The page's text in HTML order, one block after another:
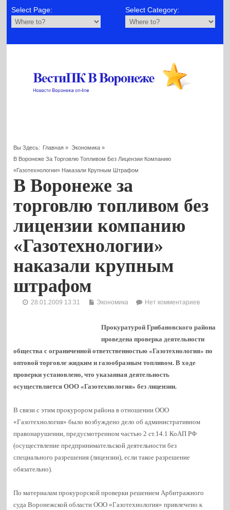
Select Page: Select Category:
Вы Здесь: Главная » Экономика»
В Воронеже За Торговлю Топливом Без Лицензии Компанию
«Газотехнологии» Наказали Крупным Штрафом
В Воронеже за
торговлю топливом без
лицензии компанию
«Газотехнологии»
наказали крупным
штрафом
28.01.2009 13:31 Экономика Нет комментариев
Прокуратурой Грибановского района
проведена проверка деятельности
общества с ограниченной ответственностью «Газотехнология» по
оптовой торговле жидким и газообразным топливом.В ходе
проверки установлено, что указанная деятельность
осуществляется ООО «Газотехнология» без лицензии.
В связи с этим прокурором района в отношении ООО
«Газотехнология» было возбуждено дело об административном
правонарушении, предусмотренном частью 2 ст.14.1 КоАП РФ
(осуществление предпринимательской деятельности без
специального разрешения (лицензии), если такое разрешение
обязательно).
По материалам прокурорской проверки решением Арбитражного
суда Воронежской области ООО «Газотехнология» привлечено к